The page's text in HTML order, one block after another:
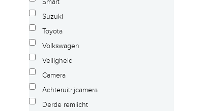
Smart
Suzuki
Toyota
Volkswagen
Veiligheid
Camera
Achteruitrijcamera
Derde remlicht